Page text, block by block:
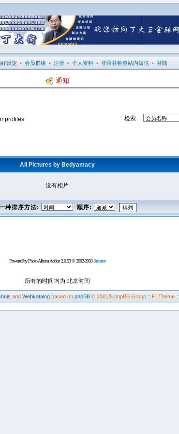
好设定 • 会员群组 • 注册 • 个人资料 • 登录并检查站内短信 • 登陆
通知
profiles 检索:
All Pictures by Bedyamacy
没有相片
种排序方法: 顺序:
Powered by Photo Album Addon 2.0.53 © 2002-2003Smartor
所有的时间均为 北京时间
and Webkatalog based on phpBB © 2001/6 phpBB Group :: FI Theme ::